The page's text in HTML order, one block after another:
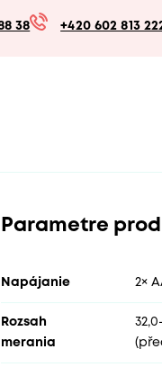
38 +420 602 813
Parametre
Napájanie 2×
Rozsah
merania